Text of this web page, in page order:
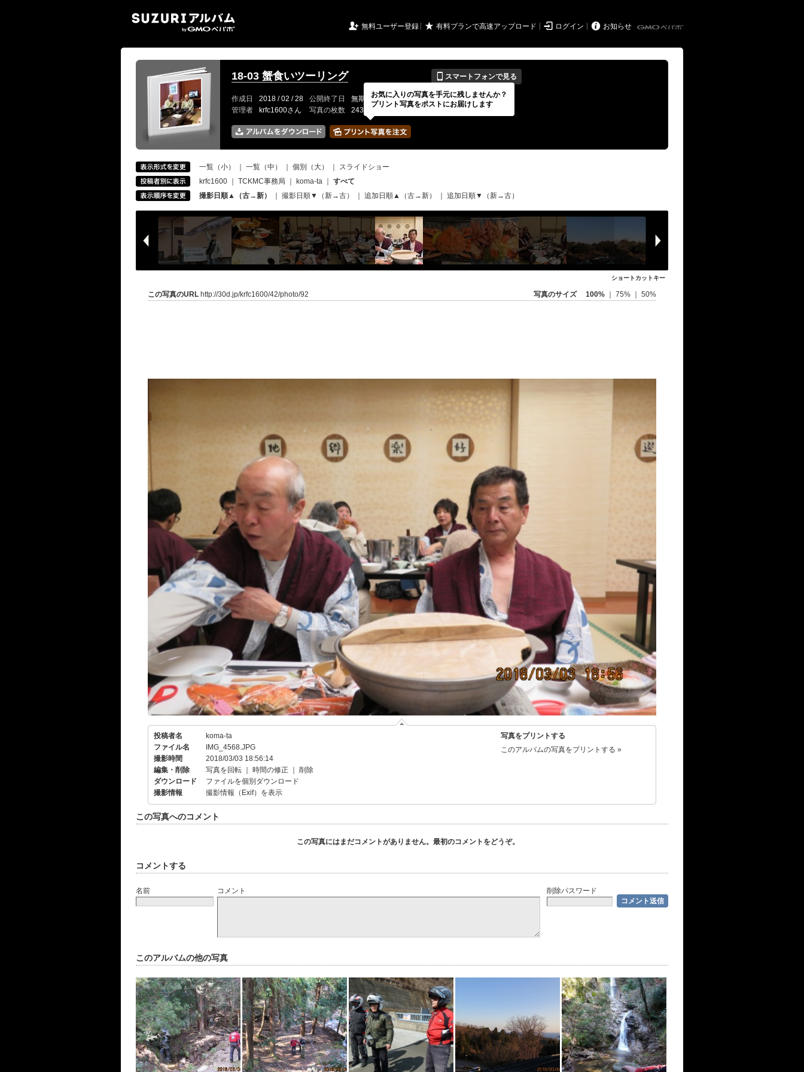
 無料ユーザー登録 ★ 有料プランで高速アップロード  ログイン  お知らせ
18-03 蟹食いツーリング 📱 スマートフォンで見る
作成日 2018 / 02 / 28 公開終了日 無期限 イベントの期間
---
管理者
krfc1600さん 写真の枚数 243 / 2000枚
一覧（小） 一覧（中） 個別（大）
スライドショー
krfc1600
TCKMC事務局 koma-ta
すべて
撮影日順▲（古→新）
撮影日順▼（新→古） 追加日順▲（古→新） 追加日順▼（新→古）
ショートカットキー
この写真のURL http://30d.jp/krfc1600/42/photo/92 写真のサイズ 100% 75% 50%
投稿者名
koma-ta
ファイル名
IMG_4568.JPG
撮影時間
2018/03/03 18:56:14
編集・削除
写真を回転 時間の修正
削除
ダウンロード
ファイルを個別ダウンロード
撮影情報
撮影情報（Exif）を表示
写真をプリントする
このアルバムの写真をプリントする »
この写真へのコメント
この写真にはまだコメントがありません。最初のコメントをどうぞ。
コメントする
名前 コメント 削除パスワード
このアルバムの他の写真
お気に入りの写真を手元に残しませんか？
プリント写真をポストにお届けします